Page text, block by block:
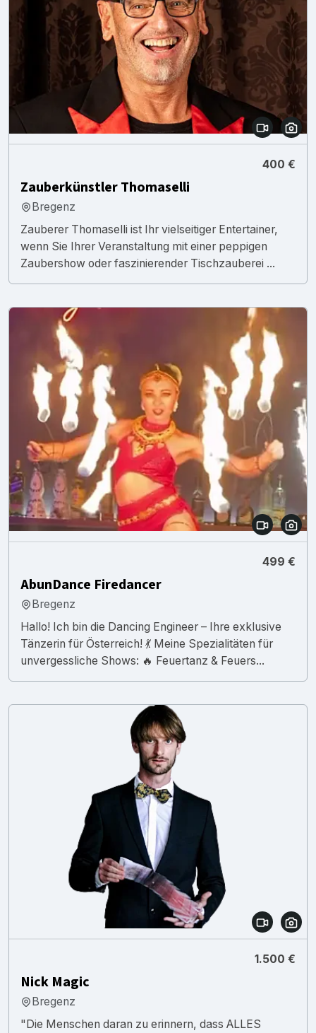
400 €
Zauberkünstler Thomaselli
Bregenz
Zauberer Thomaselli ist Ihr vielseitiger Entertainer,
wenn Sie Ihrer Veranstaltung mit einer peppigen
Zaubershow oder faszinierender Tischzauberei ...
499 €
AbunDance Firedancer
Bregenz
Hallo! Ich bin die Dancing Engineer – Ihre exklusive
Tänzerin für Österreich! 💃 Meine Spezialitäten für
unvergessliche Shows: 🔥 Feuertanz & Feuers...
1.500 €
Nick Magic
Bregenz
"Die Menschen daran zu erinnern, dass ALLES